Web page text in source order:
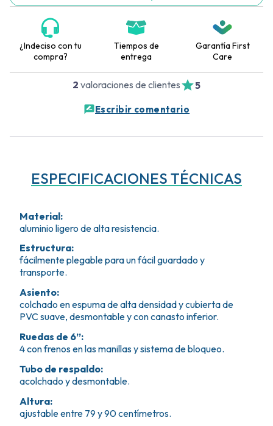
¿Indeciso con tu
compra?
Tiempos de
entrega
Garantía First
Care
2 valoraciones de clientes 5
Escribir comentario
ESPECIFICACIONES TÉCNICAS
Material:
aluminio ligero de alta resistencia.
Estructura:
fácilmente plegable para un fácil guardado y
transporte.
Asiento:
colchado en espuma de alta densidad y cubierta de
PVC suave, desmontable y con canasto inferior.
Ruedas de 6”:
4 con frenos en las manillas y sistema de bloqueo.
Tubo de respaldo:
acolchado y desmontable.
Altura:
ajustable entre 79 y 90 centímetros.